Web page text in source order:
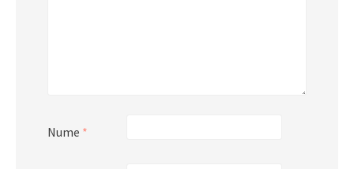
Nume *